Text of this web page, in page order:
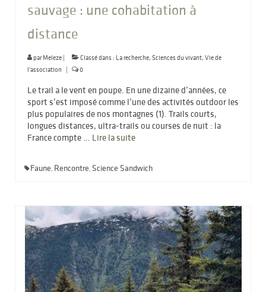
sauvage : une cohabitation à
distance
parMeleze | Classé dans : La recherche, Sciences du vivant, Vie de
l'association
| 0
Le trail a le vent en poupe. En une dizaine d’années, ce
sport s’est imposé comme l’une des activités outdoor les
plus populaires de nos montagnes (1). Trails courts,
longues distances, ultra-trails ou courses de nuit : la
France compte … Lire la suite­­
Faune, Rencontre, Science Sandwich